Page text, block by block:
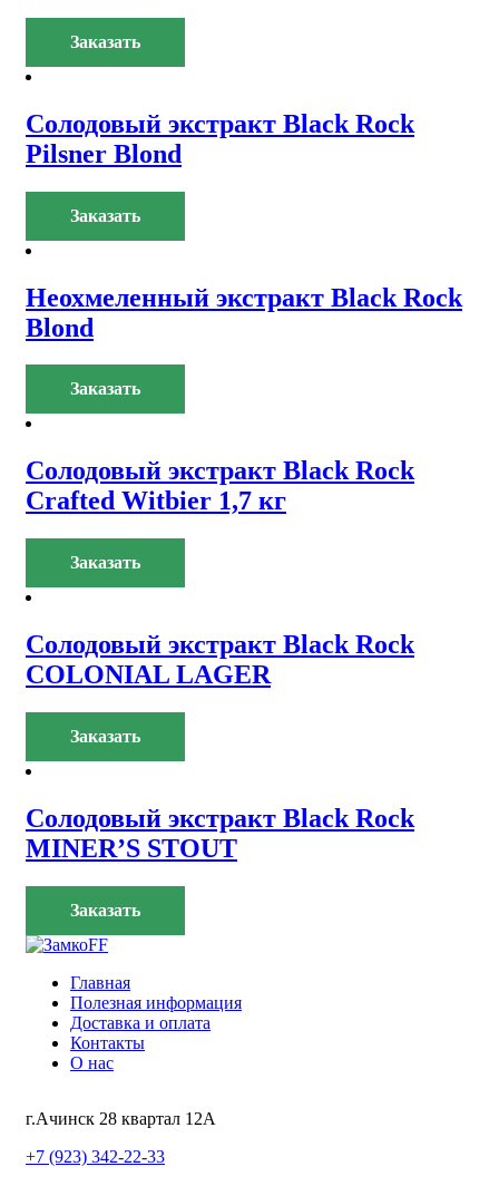
Заказать
Солодовый экстракт Black Rock
Pilsner Blond
Заказать
Неохмеленный экстракт Black Rock
Blond
Заказать
Солодовый экстракт Black Rock
Crafted Witbier 1,7 кг
Заказать
Солодовый экстракт Black Rock
COLONIAL LAGER
Заказать
Солодовый экстракт Black Rock
MINER’S STOUT
Заказать
Главная
Полезная информация
Доставка и оплата
Контакты
О нас
г.Ачинск 28 квартал 12А
+7 (923) 342-22-33